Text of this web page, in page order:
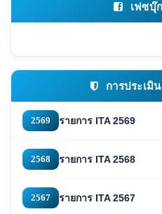
เฟซบุ๊
การประเมิ
2569 รายการ ITA 2569
2568 รายการ ITA 2568
2567 รายการ ITA 2567